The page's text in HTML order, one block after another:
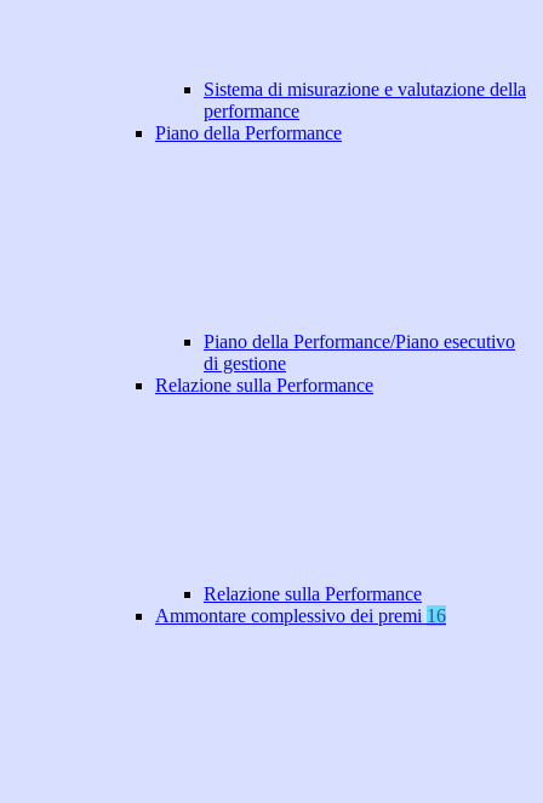
Sistema di misurazione e valutazione della
performance
Piano della Performance
Piano della Performance/Piano esecutivo
di gestione
Relazione sulla Performance
Relazione sulla Performance
Ammontare complessivo dei premi 16